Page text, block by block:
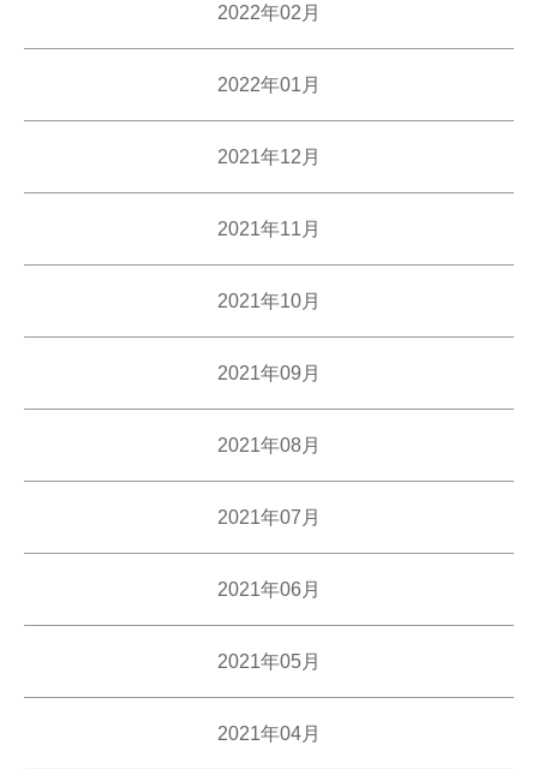
2022年02月
2022年01月
2021年12月
2021年11月
2021年10月
2021年09月
2021年08月
2021年07月
2021年06月
2021年05月
2021年04月